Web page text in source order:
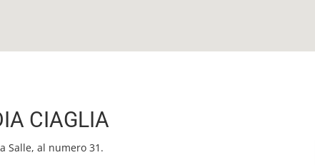
CIAGLIA
Salle, al numero 31.